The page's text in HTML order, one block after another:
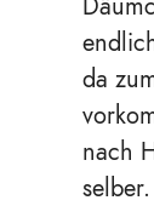
da
nach
selber.